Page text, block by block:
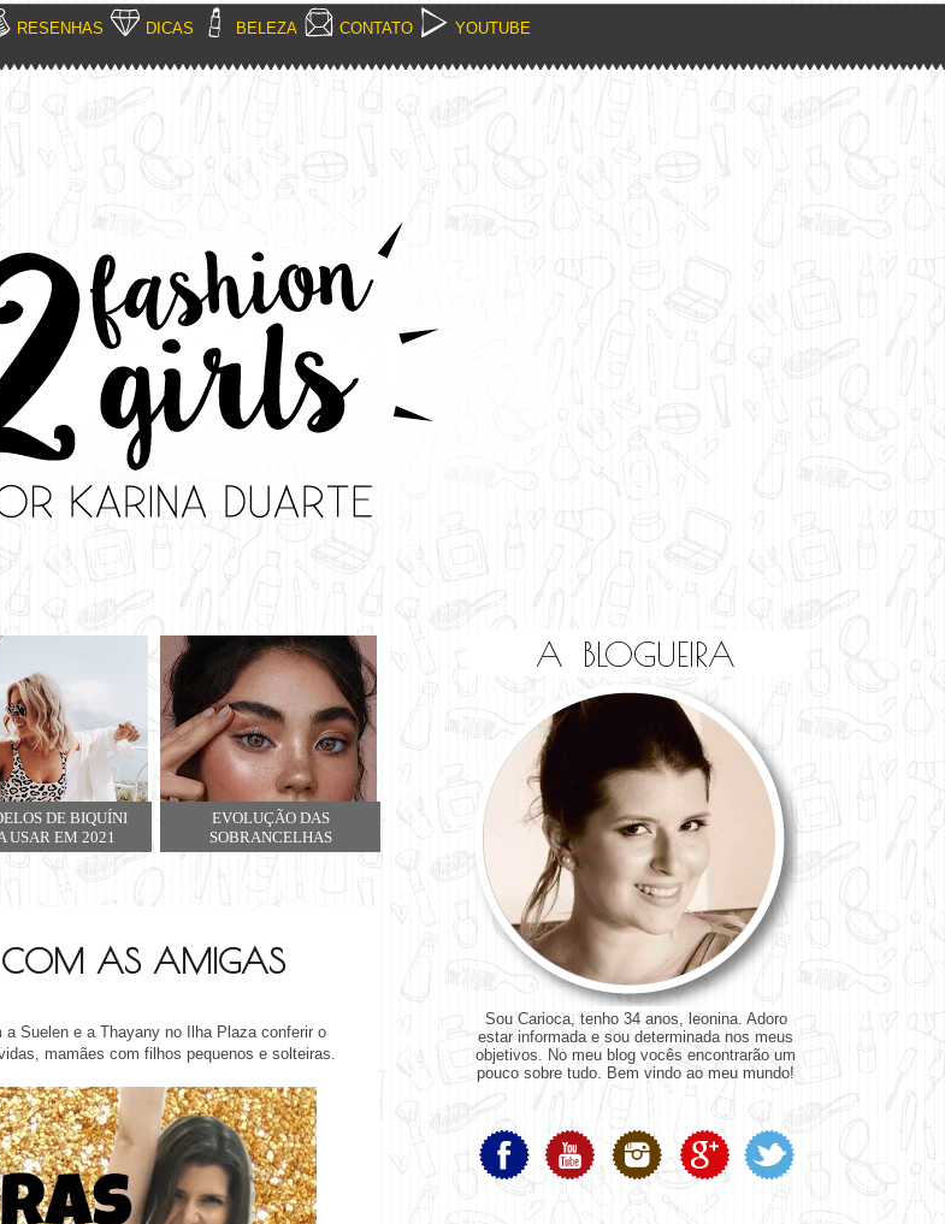
RESENHAS DICAS BELEZA CONTATO YOUTUBE
DE BIQUÍNI
USAR EM 2021
EVOLUÇÃO DAS
SOBRANCELHAS
COM AS AMIGAS
Suelen e a Thayany no Ilha Plaza conferir o
mamães com filhos pequenos e solteiras.
A BLOGUEIRA
Sou Carioca, tenho 34 anos, leonina. Adoro
estar informada e sou determinada nos meus
objetivos. No meu blog vocês encontrarão um
pouco sobre tudo. Bem vindo ao meu mundo!